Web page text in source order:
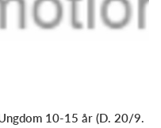
10-15 år (D. 20/9.